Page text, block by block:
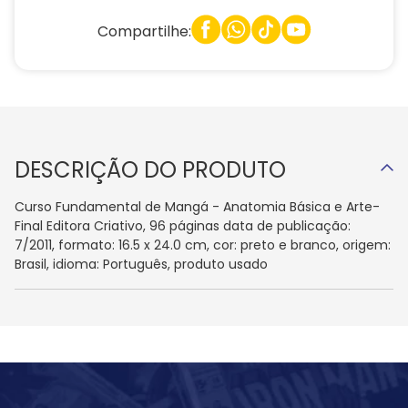
Compartilhe:
DESCRIÇÃO DO PRODUTO
Curso Fundamental de Mangá - Anatomia Básica e Arte-
Final Editora Criativo, 96 páginas data de publicação:
7/2011, formato: 16.5 x 24.0 cm, cor: preto e branco, origem:
Brasil, idioma: Português, produto usado